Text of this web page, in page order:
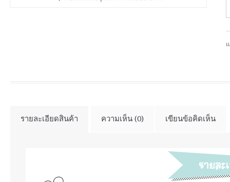
รายละเอียดสินค้า ความเห็น (0) เขียนข้อคิดเห็น